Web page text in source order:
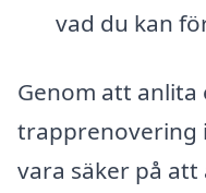
vad du kan
Genom att
trapprenovering
vara säker på